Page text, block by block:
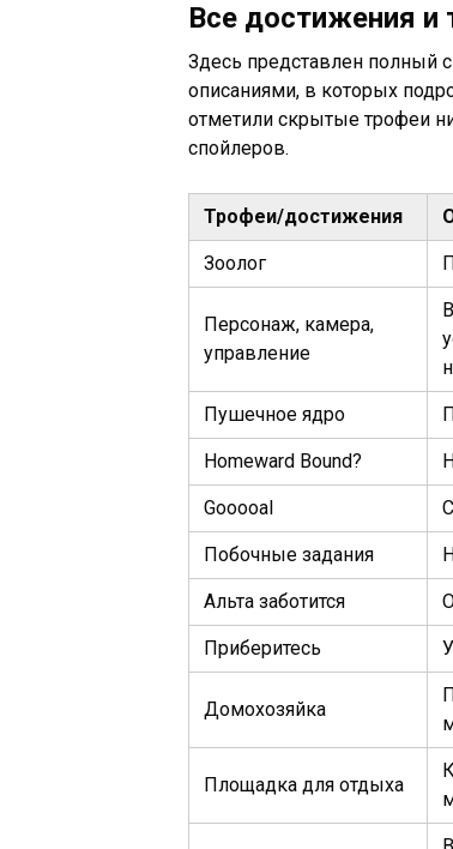
Все достижения и
Здесь представлен полный
описаниями, в которых
отметили скрытые трофеи
спойлеров.
Трофеи/достижения
Зоолог
Персонаж, камера,
управление
Пушечное ядро
Homeward Bound?
Gooooal
Побочные задания
Альта заботится
Приберитесь
Домохозяйка
Площадка для отдыха